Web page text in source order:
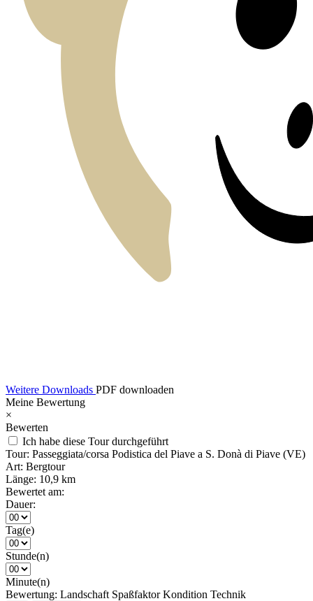
Weitere Downloads PDF downloaden
Meine Bewertung
×
Bewerten
Ich habe diese Tour durchgeführt
Tour: Passeggiata/corsa Podistica del Piave a S. Donà di Piave (VE)
Art: Bergtour
Länge: 10,9 km
Bewertet am:
Dauer:
Tag(e)
Stunde(n)
Minute(n)
Bewertung: Landschaft Spaßfaktor Kondition Technik